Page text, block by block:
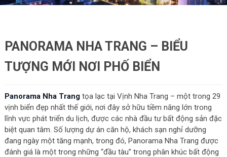
PANORAMA NHA TRANG – BIỂU
TƯỢNG MỚI NƠI PHỐ BIỂN
Panorama Nha Trangtọa lạc tại Vịnh Nha Trang – một trong 29
vịnh biển đẹp nhất thế giới, nơi đây sở hữu tiềm năng lớn trong
lĩnh vực phát triển du lịch, được các nhà đầu tư bất động sản đặc
biệt quan tâm. Số lượng dự án căn hộ, khách sạn nghỉ dưỡng
đang ngày một tăng mạnh, trong đó, Panorama Nha Trang được
đánh giá là một trong những “đầu tàu” trong phân khúc bất động